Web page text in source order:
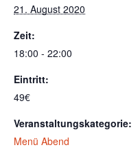
21. August 2020
Zeit:
18:00 - 22:00
Eintritt:
49€
Veranstaltungskategorie:
Menü Abend